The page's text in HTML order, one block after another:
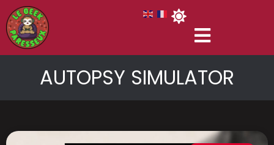
AUTOPSY SIMULATOR